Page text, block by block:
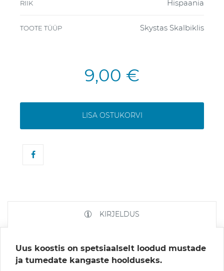
RIIK Hispaania
TOOTE TÜÜP Skystas Skalbiklis
9,00 €
LISA OSTUKORVI
KIRJELDUS
Uus koostis on spetsiaalselt loodud mustade
ja tumedate kangaste hoolduseks.